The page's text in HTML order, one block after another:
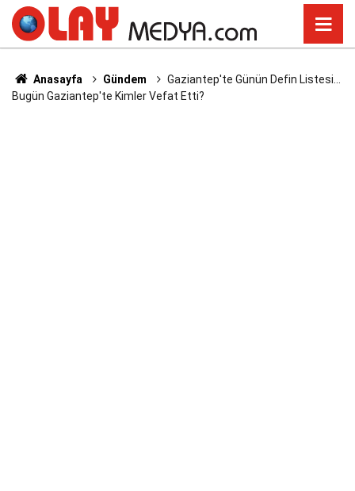
Anasayfa Gündem
Gaziantep'te Günün Defin Listesi...
Bugün Gaziantep'te Kimler Vefat Etti?